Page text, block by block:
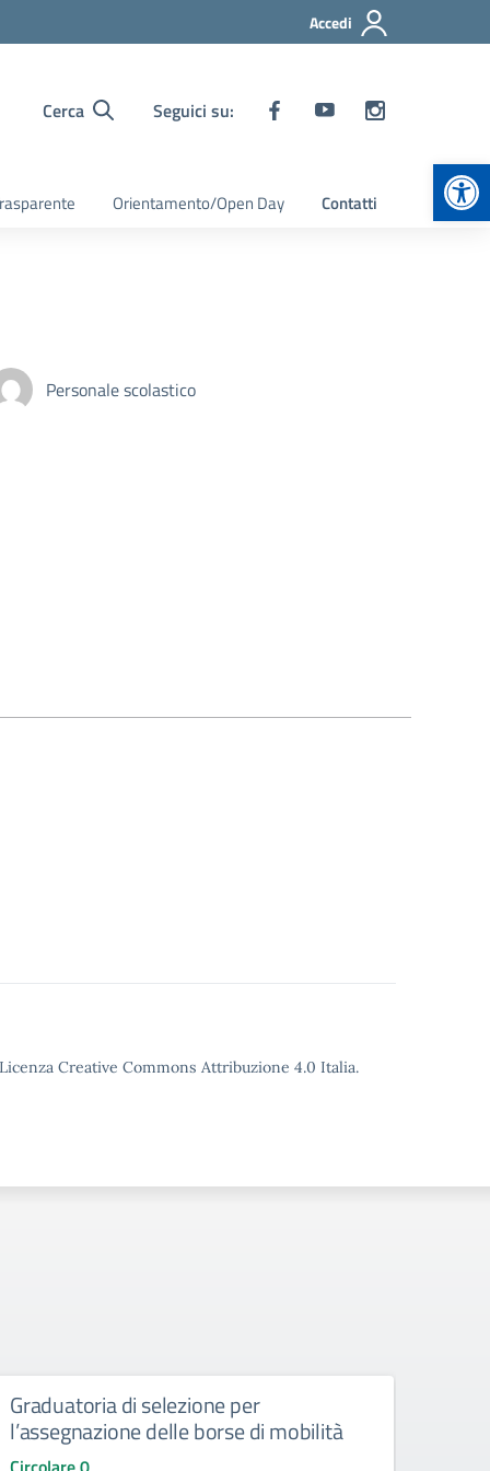
Accedi
Cerca Seguici su:
Orientamento/Open Day Contatti
Personale scolastico
Creative Commons Attribuzione 4.0 Italia.
Graduatoria di selezione per
l’assegnazione delle borse di mobilità